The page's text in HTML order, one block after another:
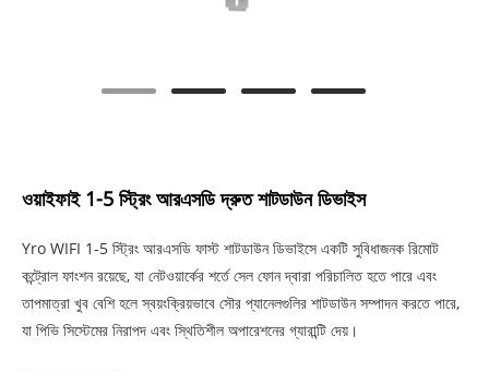
ওয়াইফাই 1-5 স্ট্রিং আরএসডি দ্রুত শাটডাউন ডিভাইস
Yro WIFI 1-5 স্ট্রিং আরএসডি ফাস্ট শাটডাউন ডিভাইসে একটি সুবিধাজনক রিমোট
কন্ট্রোল ফাংশন রয়েছে, যা নেটওয়ার্কের শর্তে সেল ফোন দ্বারা পরিচালিত হতে পারে এবং
তাপমাত্রা খুব বেশি হলে স্বয়ংক্রিয়ভাবে সৌর প্যানেলগুলির শাটডাউন সম্পাদন করতে পারে,
যা পিভি সিস্টেমের নিরাপদ এবং স্থিতিশীল অপারেশনের গ্যারান্টি দেয়।